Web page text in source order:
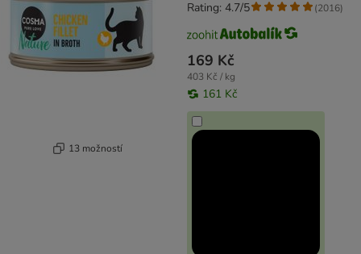
13 možností
169 Kč
403 Kč / kg
161 Kč
Rating: 4.7/5 (2016)